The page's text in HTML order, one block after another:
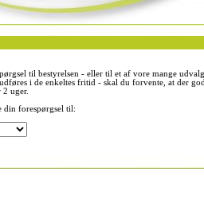
til bestyrelsen - eller til et af vore mange
i de enkeltes fritid - skal du forvente, at der
uger.
din forespørgsel til: